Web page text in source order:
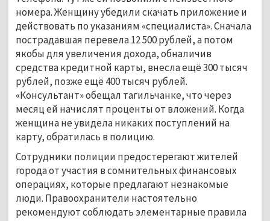
номера. Женщину убедили скачать приложение и
действовать по указаниям «специалиста». Сначала
пострадавшая перевела 12 500 рублей, а потом
якобы для увеличения дохода, обналичив
средства кредитной карты, внесла ещё 300 тысяч
рублей, позже ещё 400 тысяч рублей.
«Консультант» обещал тагильчанке, что через
месяц ей начислят проценты от вложений. Когда
женщина не увидела никаких поступлений на
карту, обратилась в полицию.
Сотрудники полиции предостерегают жителей
города от участия в сомнительных финансовых
операциях, которые предлагают незнакомые
люди. Правоохранители настоятельно
рекомендуют соблюдать элементарные правила